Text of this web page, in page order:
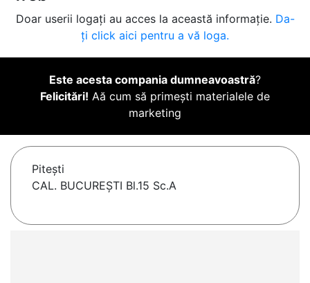
Doar userii logați au acces la această informație. Da-
ți click aici pentru a vă loga.
Este acesta compania dumneavoastră?
Felicitări! Aă cum să primești materialele de
marketing
Piteşti
CAL. BUCUREŞTI Bl.15 Sc.A